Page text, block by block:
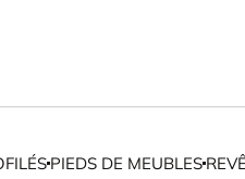
PIEDS DE MEUBLES